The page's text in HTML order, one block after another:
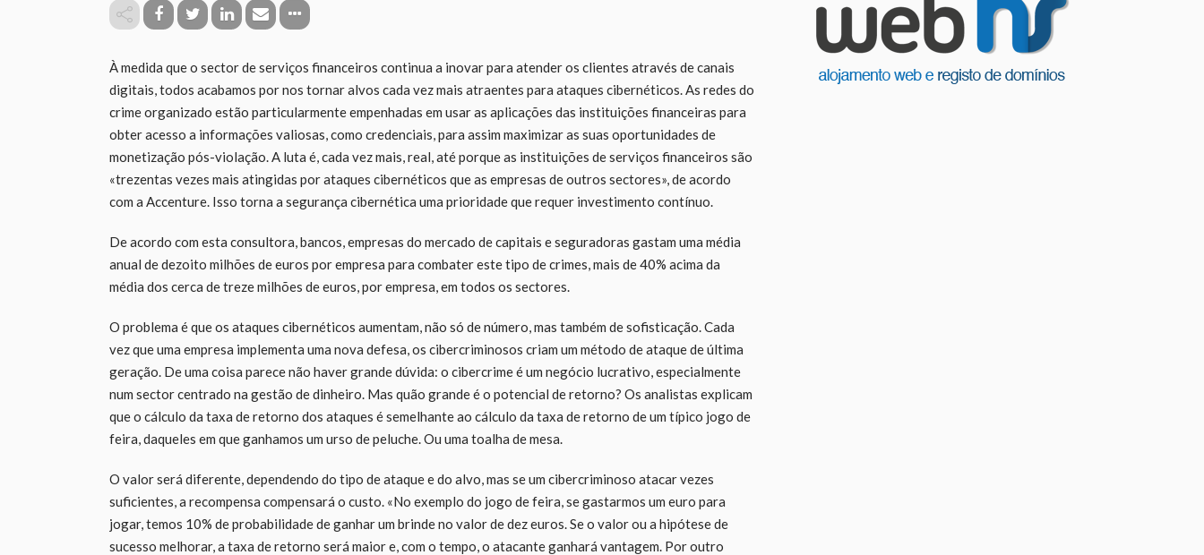
À medida que o sector de serviços financeiros continua a inovar para atender os clientes através de canais
digitais, todos acabamos por nos tornar alvos cada vez mais atraentes para ataques cibernéticos. As redes do
crime organizado estão particularmente empenhadas em usar as aplicações das instituições financeiras para
obter acesso a informações valiosas, como credenciais, para assim maximizar as suas oportunidades de
monetização pós-violação. A luta é, cada vez mais, real, até porque as instituições de serviços financeiros são
«trezentas vezes mais atingidas por ataques cibernéticos que as empresas de outros sectores», de acordo
com a Accenture. Isso torna a segurança cibernética uma prioridade que requer investimento contínuo.
De acordo com esta consultora, bancos, empresas do mercado de capitais e seguradoras gastam uma média
anual de dezoito milhões de euros por empresa para combater este tipo de crimes, mais de 40% acima da
média dos cerca de treze milhões de euros, por empresa, em todos os sectores.
O problema é que os ataques cibernéticos aumentam, não só de número, mas também de sofisticação. Cada
vez que uma empresa implementa uma nova defesa, os cibercriminosos criam um método de ataque de última
geração. De uma coisa parece não haver grande dúvida: o cibercrime é um negócio lucrativo, especialmente
num sector centrado na gestão de dinheiro. Mas quão grande é o potencial de retorno? Os analistas explicam
que o cálculo da taxa de retorno dos ataques é semelhante ao cálculo da taxa de retorno de um típico jogo de
feira, daqueles em que ganhamos um urso de peluche. Ou uma toalha de mesa.
O valor será diferente, dependendo do tipo de ataque e do alvo, mas se um cibercriminoso atacar vezes
suficientes, a recompensa compensará o custo. «No exemplo do jogo de feira, se gastarmos um euro para
jogar, temos 10% de probabilidade de ganhar um brinde no valor de dez euros. Se o valor ou a hipótese de
sucesso melhorar, a taxa de retorno será maior e, com o tempo, o atacante ganhará vantagem. Por outro